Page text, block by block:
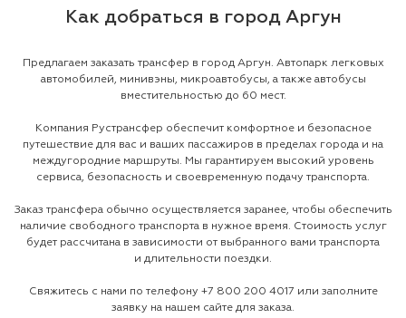
Как добраться в город Аргун
Предлагаем заказать трансфер в город Аргун. Автопарк легковых
автомобилей, минивэны, микроавтобусы, а также автобусы
вместительностью до 60 мест.
Компания Рустрансфер обеспечит комфортное и безопасное
путешествие для вас и ваших пассажиров в пределах города и на
междугородние маршруты. Мы гарантируем высокий уровень
сервиса, безопасность и своевременную подачу транспорта.
Заказ трансфера обычно осуществляется заранее, чтобы обеспечить
наличие свободного транспорта в нужное время. Стоимость услуг
будет рассчитана в зависимости от выбранного вами транспорта
и длительности поездки.
Свяжитесь с нами по телефону +7 800 200 4017 или заполните
заявку на нашем сайте для заказа.